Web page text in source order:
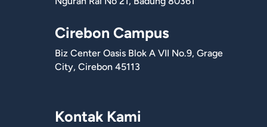
Cirebon Campus
Biz Center Oasis Blok A VII No.9, Grage
City, Cirebon 45113
Kontak Kami